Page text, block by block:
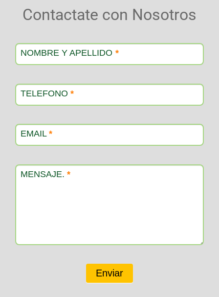
Contactate con Nosotros
producto
NOMBRE Y APELLIDO*
TELEFONO*
EMAIL*
MENSAJE.*
Enviar